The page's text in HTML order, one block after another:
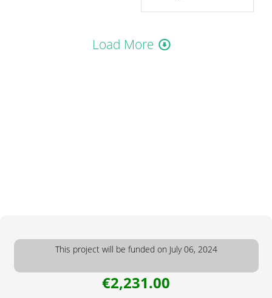
Load More
This project will be funded on July 06, 2024
€2,231.00